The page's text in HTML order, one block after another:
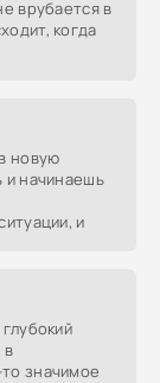
врубается в
когда
новую
и начинаешь
и
в
значимое